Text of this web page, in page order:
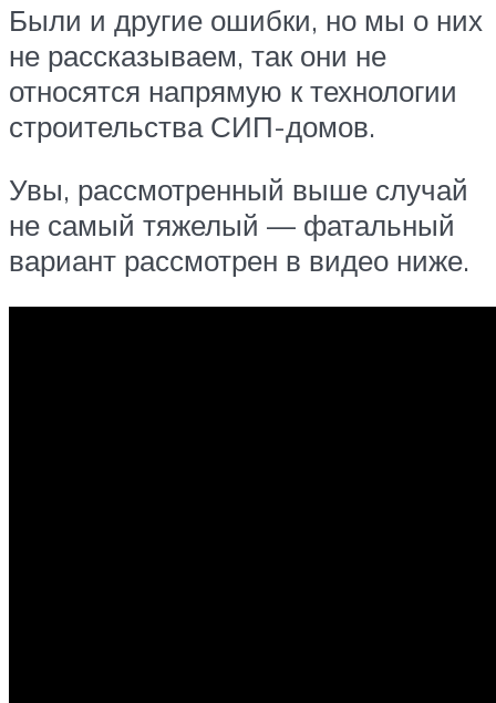
Были и другие ошибки, но мы о них
не рассказываем, так они не
относятся напрямую к технологии
строительства СИП-домов.
Увы, рассмотренный выше случай
не самый тяжелый — фатальный
вариант рассмотрен в видео ниже.